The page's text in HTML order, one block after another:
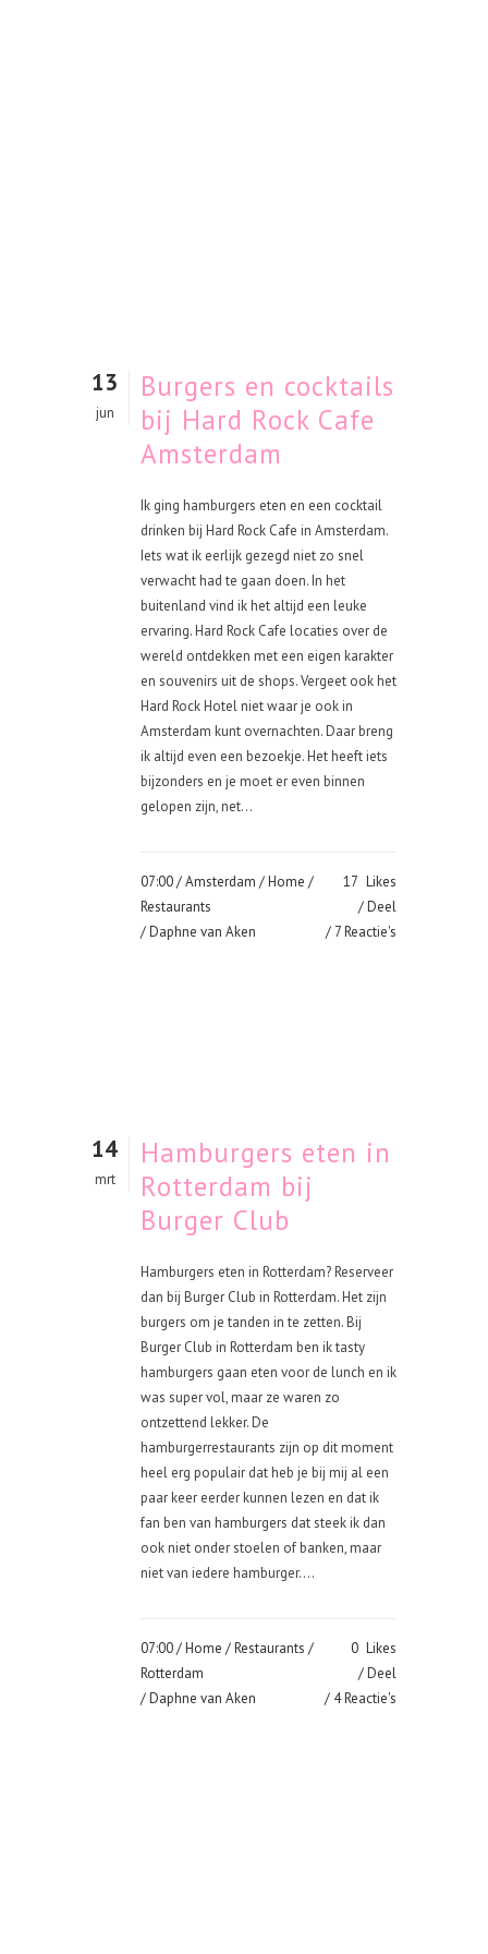
13
jun
Burgers en cocktails
bij Hard Rock Cafe
Amsterdam
Ik ging hamburgers eten en een cocktail
drinken bij Hard Rock Cafe in Amsterdam.
Iets wat ik eerlijk gezegd niet zo snel
verwacht had te gaan doen. In het
buitenland vind ik het altijd een leuke
ervaring. Hard Rock Cafe locaties over de
wereld ontdekken met een eigen karakter
en souvenirs uit de shops. Vergeet ook het
Hard Rock Hotel niet waar je ook in
Amsterdam kunt overnachten. Daar breng
ik altijd even een bezoekje. Het heeft iets
bijzonders en je moet er even binnen
gelopen zijn, net...
07:00 /Amsterdam /Home /
Restaurants
/ Daphne van Aken
17 Likes
Deel
7 Reactie's
14
mrt
Hamburgers eten in
Rotterdam bij
Burger Club
Hamburgers eten in Rotterdam? Reserveer
dan bij Burger Club in Rotterdam. Het zijn
burgers om je tanden in te zetten. Bij
Burger Club in Rotterdam ben ik tasty
hamburgers gaan eten voor de lunch en ik
was super vol, maar ze waren zo
ontzettend lekker. De
hamburgerrestaurants zijn op dit moment
heel erg populair dat heb je bij mij al een
paar keer eerder kunnen lezen en dat ik
fan ben van hamburgers dat steek ik dan
ook niet onder stoelen of banken, maar
niet van iedere hamburger....
07:00 /Home /Restaurants /
Rotterdam
/ Daphne van Aken
0 Likes
Deel
4 Reactie's